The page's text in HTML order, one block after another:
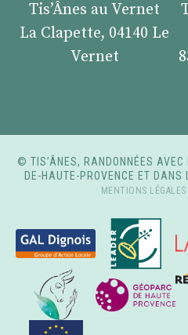
Tis’Ânes au Vernet
La Clapette, 04140 Le
Vernet
© TIS’ÂNES, RANDONNÉES
DE-HAUTE-PROVENCE ET DANS
MENTIONS LÉGALES